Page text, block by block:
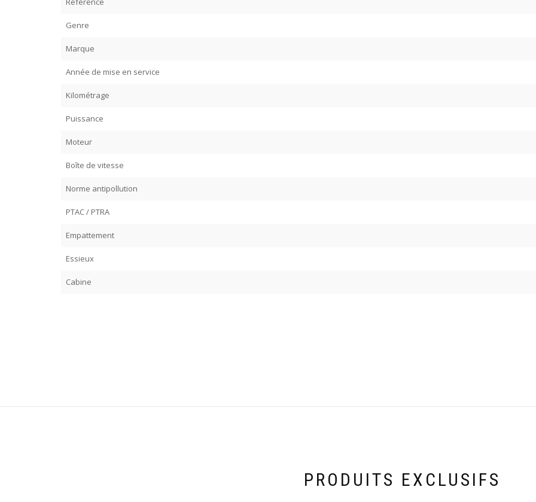
Genre
Marque
Année de mise en service
Kilométrage
Puissance
Moteur
Boîte de vitesse
Norme antipollution
PTAC / PTRA
Empattement
Essieux
Cabine
PRODUITS EXCLUSIFS